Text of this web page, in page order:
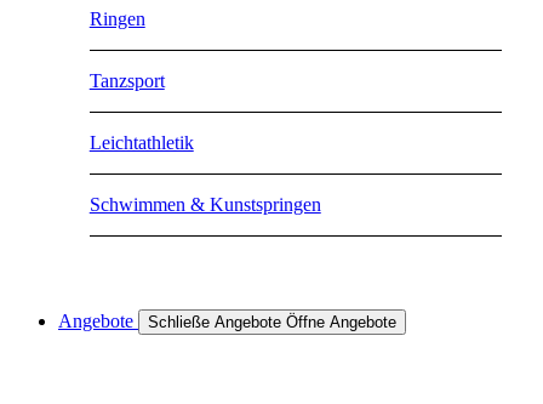
Ringen
Tanzsport
Leichtathletik
Schwimmen & Kunstspringen
Angebote Schließe Angebote Öffne Angebote